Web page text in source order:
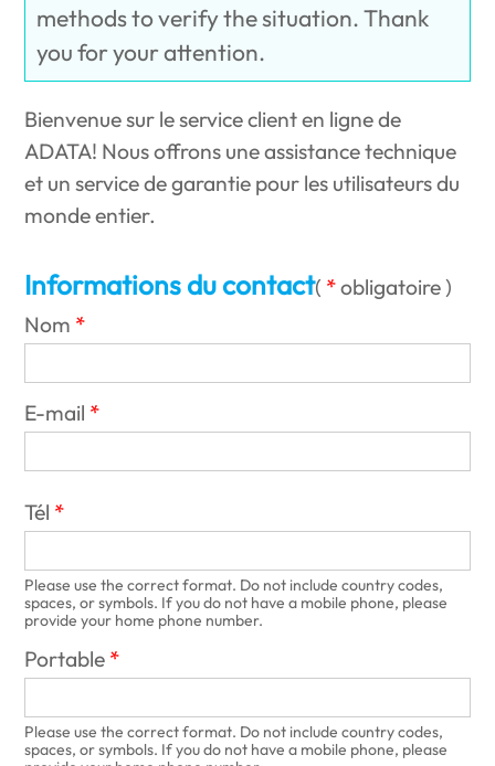
methods to verify the situation. Thank
you for your attention.‎
Bienvenue sur le service client en ligne de
ADATA! Nous offrons une assistance technique
et un service de garantie pour les utilisateurs du
monde entier.
Informations du contact( obligatoire)
Nom
E-mail
Tél
Please use the correct format. Do not include country codes,
spaces, or symbols. If you do not have a mobile phone, please
provide your home phone number.
Portable
Please use the correct format. Do not include country codes,
spaces, or symbols. If you do not have a mobile phone, please